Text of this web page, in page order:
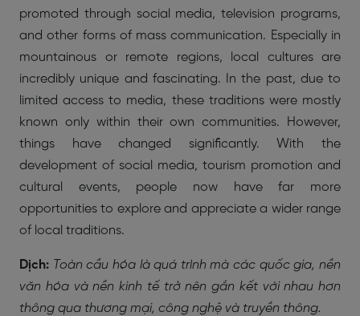
promoted through social media, television programs,
and other forms of mass communication. Especially in
mountainous or remote regions, local cultures are
incredibly unique and fascinating. In the past, due to
limited access to media, these traditions were mostly
known only within their own communities. However,
things have changed significantly. With the
development of social media, tourism promotion and
cultural events, people now have far more
opportunities to explore and appreciate a wider range
of local traditions.
Dịch: Toàn cầu hóa là quá trình mà các quốc gia, nền
văn hóa và nền kinh tế trở nên gắn kết với nhau hơn
thông qua thương mại, công nghệ và truyền thông.